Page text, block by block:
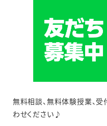
無料相談、無料体験授業、受
わせください♪